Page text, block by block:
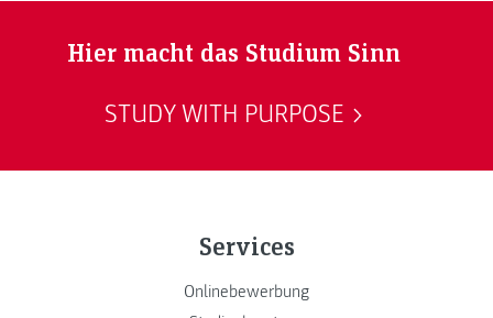
Hier macht das Studium Sinn
STUDY WITH PURPOSE
Services
Onlinebewerbung